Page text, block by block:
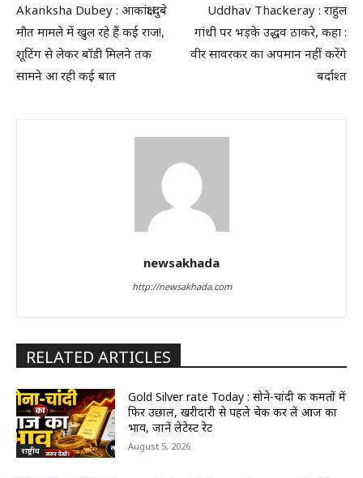
Akanksha Dubey : आकांक्षा दुबे
मौत मामले में खुल रहे हैं कई राज!,
शूटिंग से लेकर बॉडी मिलने तक
सामने आ रही कई बात
Uddhav Thackeray : राहुल
गांधी पर भड़के उद्धव ठाकरे, कहा :
वीर सावरकर का अपमान नहीं करेंगे
बर्दाश्त
newsakhada
http://newsakhada.com
RELATED ARTICLES
राष्ट्रीय
Gold Silver rate Today : सोने-चांदी की कीमतों में
फिर उछाल, खरीदारी से पहले चेक कर लें आज का
भाव, जानें लेटेस्ट रेट
August 5, 2026